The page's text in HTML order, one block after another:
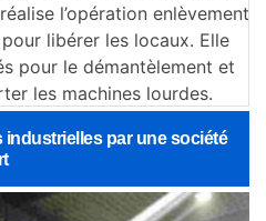
l’opération enlèvement
libérer les locaux. Elle
pour le démantèlement et
les machines lourdes.
industrielles par une société